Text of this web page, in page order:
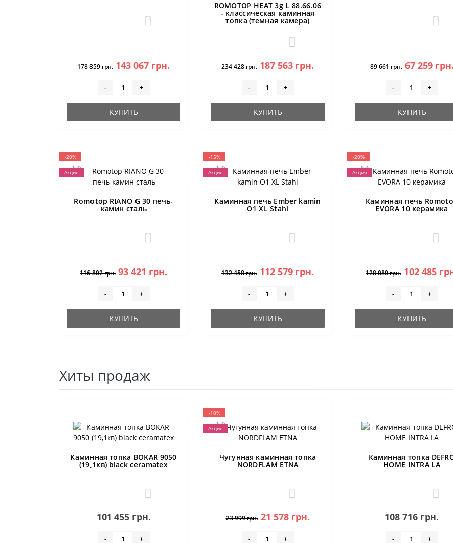
3
178 859 грн. 143 067 грн.
- +
КУПИТЬ
ROMOTOP HEAT 3g L 88.66.06
- классическая каминная
топка (темная камера)
0
234 428 грн. 187 563 грн.
- +
КУПИТЬ
3
89 661 грн. 67 259 грн.
- +
КУПИТЬ
-20%
Акция
Romotop RIANO G 30 печь-
камин сталь
3
116 802 грн. 93 421 грн.
- +
КУПИТЬ
-15%
Акция
Каминная печь Ember kamin
O1 XL Stahl
0
132 458 грн. 112 579 грн.
- +
КУПИТЬ
-20%
Акция
Каминная печь
EVORA 10 керамика
1
128 080 грн. 102 485
- +
КУПИТЬ
Хиты продаж
Каминная топка BOKAR 9050
(19,1кв) black ceramatex
0
101 455 грн.
- +
-10%
Акция
Чугунная каминная топка
NORDFLAM ETNA
0
23 999 грн. 21 578 грн.
- +
Каминная топка
HOME INTRA LA
5
108 716 грн.
- +